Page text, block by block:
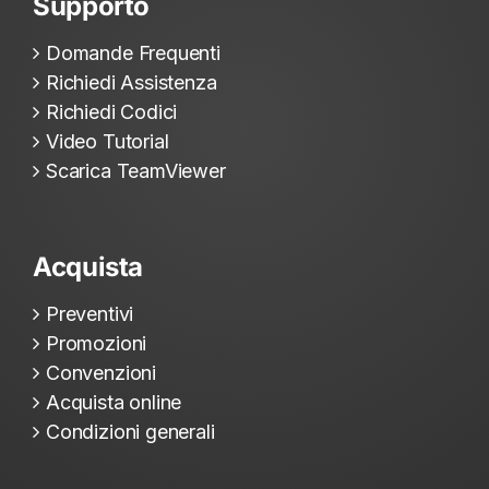
Domande Frequenti
Richiedi Assistenza
Richiedi Codici
Video Tutorial
Scarica TeamViewer
Acquista
Preventivi
Promozioni
Convenzioni
Acquista online
Condizioni generali